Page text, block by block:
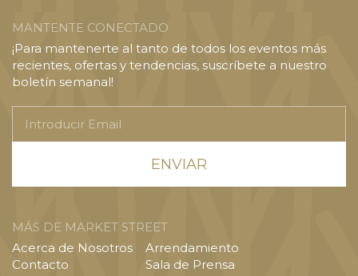
MANTENTE CONECTADO
¡Para mantenerte al tanto de todos los eventos más
recientes, ofertas y tendencias, suscríbete a nuestro
boletín semanal!
Email
MÁS DE MARKET STREET
Acerca de Nosotros
Contacto
Arrendamiento
Sala de Prensa